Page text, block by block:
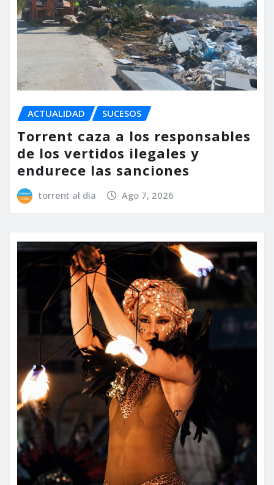
ACTUALIDAD SUCESOS
Torrent caza a los responsables
de los vertidos ilegales y
endurece las sanciones
torrent al dia Ago 7, 2026